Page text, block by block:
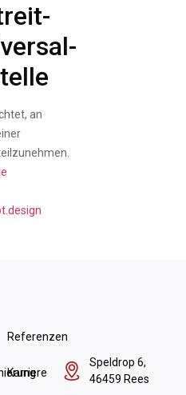
an
Referenzen
Karriere
Speldrop 6,
46459 Rees